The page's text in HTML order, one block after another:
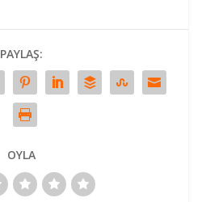
PAYLAŞ:
OYLA